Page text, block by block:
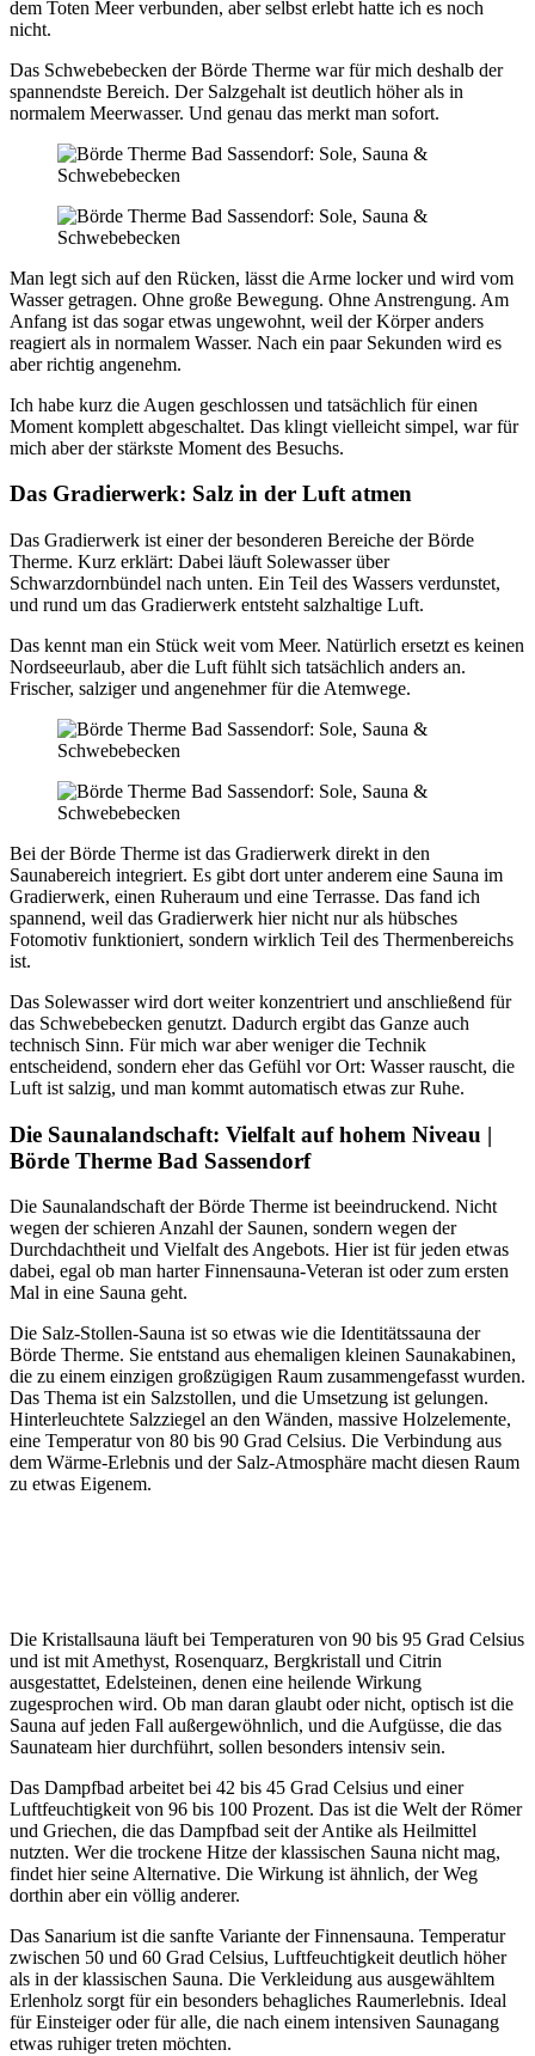
dem Toten Meer verbunden, aber selbst erlebt hatte ich es noch
nicht.
Das Schwebebecken der Börde Therme war für mich deshalb der
spannendste Bereich. Der Salzgehalt ist deutlich höher als in
normalem Meerwasser. Und genau das merkt man sofort.
Man legt sich auf den Rücken, lässt die Arme locker und wird vom
Wasser getragen. Ohne große Bewegung. Ohne Anstrengung. Am
Anfang ist das sogar etwas ungewohnt, weil der Körper anders
reagiert als in normalem Wasser. Nach ein paar Sekunden wird es
aber richtig angenehm.
Ich habe kurz die Augen geschlossen und tatsächlich für einen
Moment komplett abgeschaltet. Das klingt vielleicht simpel, war für
mich aber der stärkste Moment des Besuchs.
Das Gradierwerk: Salz in der Luft atmen
Das Gradierwerk ist einer der besonderen Bereiche der Börde
Therme. Kurz erklärt: Dabei läuft Solewasser über
Schwarzdornbündel nach unten. Ein Teil des Wassers verdunstet,
und rund um das Gradierwerk entsteht salzhaltige Luft.
Das kennt man ein Stück weit vom Meer. Natürlich ersetzt es keinen
Nordseeurlaub, aber die Luft fühlt sich tatsächlich anders an.
Frischer, salziger und angenehmer für die Atemwege.
Bei der Börde Therme ist das Gradierwerk direkt in den
Saunabereich integriert. Es gibt dort unter anderem eine Sauna im
Gradierwerk, einen Ruheraum und eine Terrasse. Das fand ich
spannend, weil das Gradierwerk hier nicht nur als hübsches
Fotomotiv funktioniert, sondern wirklich Teil des Thermenbereichs
ist.
Das Solewasser wird dort weiter konzentriert und anschließend für
das Schwebebecken genutzt. Dadurch ergibt das Ganze auch
technisch Sinn. Für mich war aber weniger die Technik
entscheidend, sondern eher das Gefühl vor Ort: Wasser rauscht, die
Luft ist salzig, und man kommt automatisch etwas zur Ruhe.
Die Saunalandschaft: Vielfalt auf hohem Niveau |
Börde Therme Bad Sassendorf
Die Saunalandschaft der Börde Therme ist beeindruckend. Nicht
wegen der schieren Anzahl der Saunen, sondern wegen der
Durchdachtheit und Vielfalt des Angebots. Hier ist für jeden etwas
dabei, egal ob man harter Finnensauna-Veteran ist oder zum ersten
Mal in eine Sauna geht.
Die Salz-Stollen-Sauna ist so etwas wie die Identitätssauna der
Börde Therme. Sie entstand aus ehemaligen kleinen Saunakabinen,
die zu einem einzigen großzügigen Raum zusammengefasst wurden.
Das Thema ist ein Salzstollen, und die Umsetzung ist gelungen.
Hinterleuchtete Salzziegel an den Wänden, massive Holzelemente,
eine Temperatur von 80 bis 90 Grad Celsius. Die Verbindung aus
dem Wärme-Erlebnis und der Salz-Atmosphäre macht diesen Raum
zu etwas Eigenem.
Die Kristallsauna läuft bei Temperaturen von 90 bis 95 Grad Celsius
und ist mit Amethyst, Rosenquarz, Bergkristall und Citrin
ausgestattet, Edelsteinen, denen eine heilende Wirkung
zugesprochen wird. Ob man daran glaubt oder nicht, optisch ist die
Sauna auf jeden Fall außergewöhnlich, und die Aufgüsse, die das
Saunateam hier durchführt, sollen besonders intensiv sein.
Das Dampfbad arbeitet bei 42 bis 45 Grad Celsius und einer
Luftfeuchtigkeit von 96 bis 100 Prozent. Das ist die Welt der Römer
und Griechen, die das Dampfbad seit der Antike als Heilmittel
nutzten. Wer die trockene Hitze der klassischen Sauna nicht mag,
findet hier seine Alternative. Die Wirkung ist ähnlich, der Weg
dorthin aber ein völlig anderer.
Das Sanarium ist die sanfte Variante der Finnensauna. Temperatur
zwischen 50 und 60 Grad Celsius, Luftfeuchtigkeit deutlich höher
als in der klassischen Sauna. Die Verkleidung aus ausgewähltem
Erlenholz sorgt für ein besonders behagliches Raumerlebnis. Ideal
für Einsteiger oder für alle, die nach einem intensiven Saunagang
etwas ruhiger treten möchten.